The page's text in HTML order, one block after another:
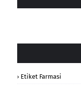
Etiket Farmasi